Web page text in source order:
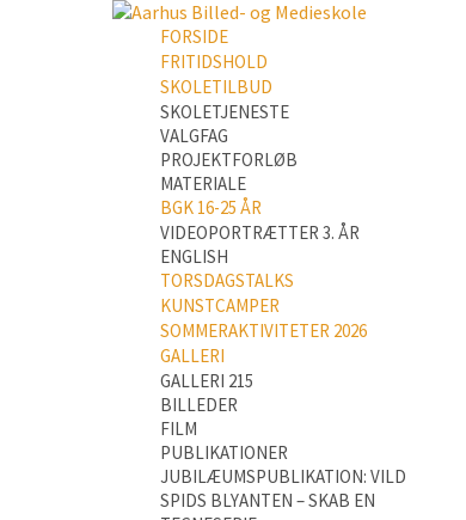
FORSIDE
FRITIDSHOLD
SKOLETILBUD
SKOLETJENESTE
VALGFAG
PROJEKTFORLØB
MATERIALE
BGK 16-25 ÅR
VIDEOPORTRÆTTER 3. ÅR
ENGLISH
TORSDAGSTALKS
KUNSTCAMPER
SOMMERAKTIVITETER 2026
GALLERI
GALLERI 215
BILLEDER
FILM
PUBLIKATIONER
JUBILÆUMSPUBLIKATION: VILD
SPIDS BLYANTEN – SKAB EN